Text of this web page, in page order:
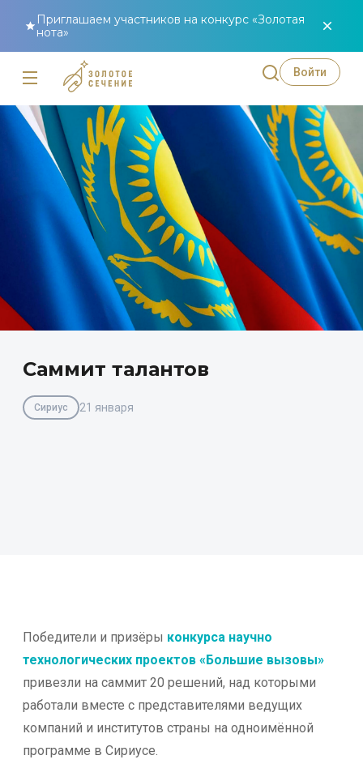
Приглашаем участников на конкурс «Золотая
нота»
Войти
Саммит талантов
Сириус 21 января
Победители и призёры конкурса научно
технологических проектов «Большие вызовы»
привезли на саммит 20 решений, над которыми
работали вместе с представителями ведущих
компаний и институтов страны на одноимённой
программе в Сириусе.